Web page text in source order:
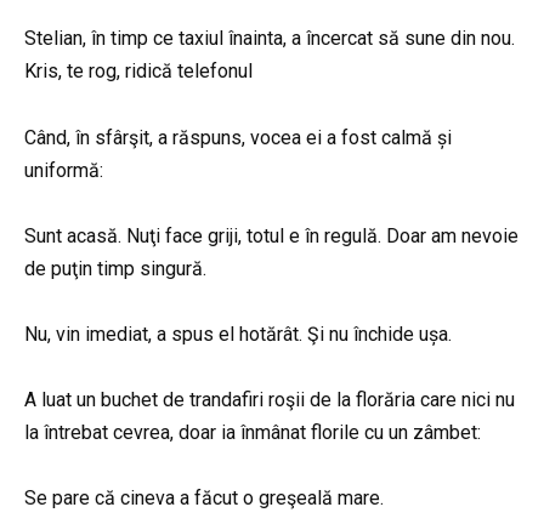
Stelian, în timp ce taxiul înainta, a încercat să sune din nou.
Kris, te rog, ridică telefonul
Când, în sfârşit, a răspuns, vocea ei a fost calmă și
uniformă:
Sunt acasă. Nuţi face griji, totul e în regulă. Doar am nevoie
de puţin timp singură.
Nu, vin imediat, a spus el hotărât. Şi nu închide ușa.
A luat un buchet de trandafiri roşii de la florăria care nici nu
la întrebat cevrea, doar ia înmânat florile cu un zâmbet:
Se pare că cineva a făcut o greşeală mare.